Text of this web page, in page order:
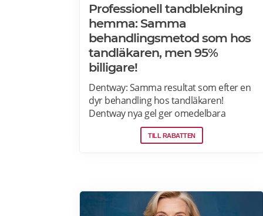
Professionell tandblekning
hemma: Samma
behandlingsmetod som hos
tandläkaren, men 95%
billigare!
Dentway: Samma resultat som efter en
dyr behandling hos tandläkaren!
Dentway nya gel ger omedelbara
resultat redan efter 10 minuter och
verkar helt utan ilningar eller irritation i
eller tunn emalj eftersom
sammansättningen är helt PH-neutral
TILL RABATTEN